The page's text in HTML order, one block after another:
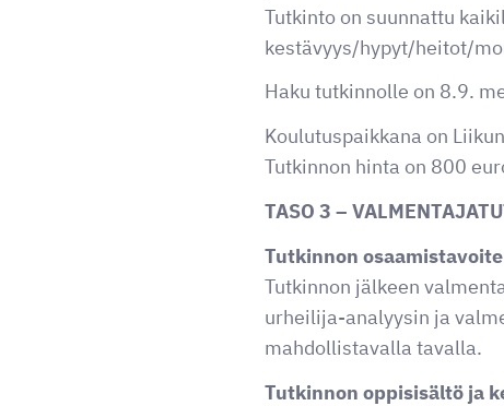
Tutkinto on suunnattu
kestävyys/hypyt/heitot/
Haku tutkinnolle on 8.9.
Koulutuspaikkana on
Tutkinnon hinta on 800
TASO 3 –
Tutkinnon osaamistavoite
Tutkinnon jälkeen
urheilija-analyysin ja
mahdollistavalla tavalla.
Tutkinnon oppisisältö ja